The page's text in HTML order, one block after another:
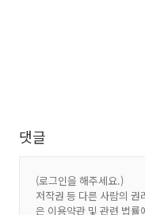
댓글